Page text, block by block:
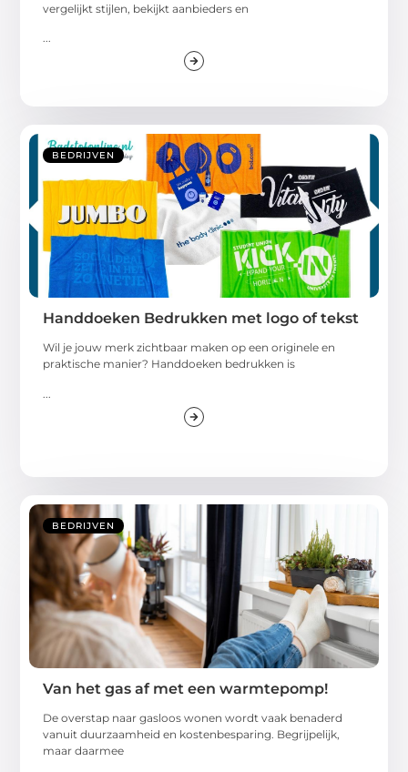
vergelijkt stijlen, bekijkt aanbieders en
...
BEDRIJVEN
Handdoeken Bedrukken met logo of tekst
Wil je jouw merk zichtbaar maken op een originele en
praktische manier? Handdoeken bedrukken is
BEDRIJVEN
Van het gas af met een warmtepomp!
De overstap naar gasloos wonen wordt vaak benaderd
vanuit duurzaamheid en kostenbesparing. Begrijpelijk,
maar daarmee